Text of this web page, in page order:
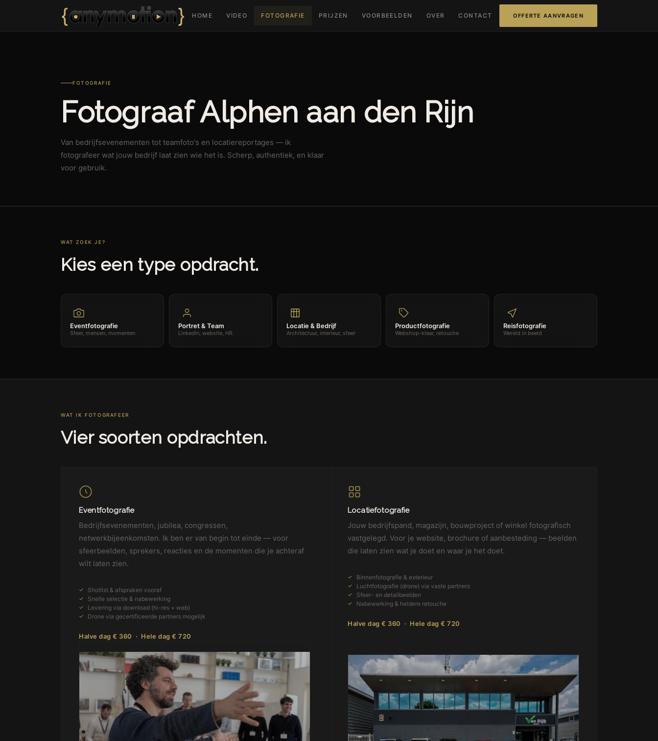
HOME VIDEO FOTOGRAFIE PRIJZEN VOORBEELDEN OVER CONTACT OFFERTE AANVRAGEN
FOTOGRAFIE
Fotograaf Alphen aan den Rijn
Van bedrijfsevenementen tot teamfoto's en locatiereportages — ik
fotografeer wat jouw bedrijf laat zien wie het is. Scherp, authentiek, en klaar
voor gebruik.
WAT ZOEK JE?
Kies een type opdracht.
Eventfotografie
Sfeer, mensen, momenten
Portret & Team
LinkedIn, website, HR
Locatie & Bedrijf
Architectuur, interieur, sfeer
Productfotografie
Webshop-klaar, retouche
Reisfotografie
Wereld in beeld
WAT IK FOTOGRAFEER
Vier soorten opdrachten.
Eventfotografie
Bedrijfsevenementen, jubilea, congressen,
netwerkbijeenkomsten. Ik ben er van begin tot einde — voor
sfeerbeelden, sprekers, reacties en de momenten die je achteraf
wilt laten zien.
Shotlist & afspraken vooraf
Snelle selectie & nabewerking
Levering via download (hi-res + web)
Drone via gecertificeerde partners mogelijk
Halve dag € 360 · Hele dag € 720
Locatiefotografie
Jouw bedrijfspand, magazijn, bouwproject of winkel fotografisch
vastgelegd. Voor je website, brochure of aanbesteding — beelden
die laten zien wat je doet en waar je het doet.
Binnenfotografie & exterieur
Luchtfotografie (drone) via vaste partners
Sfeer- en detailbeelden
Nabewerking & heldere retouche
Halve dag € 360 · Hele dag € 720